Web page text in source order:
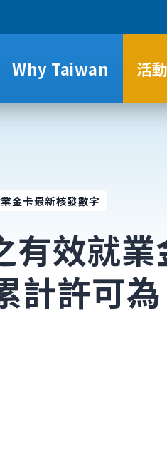
Why Taiwan 活
金卡最新核發數字
有效就業
計許可為